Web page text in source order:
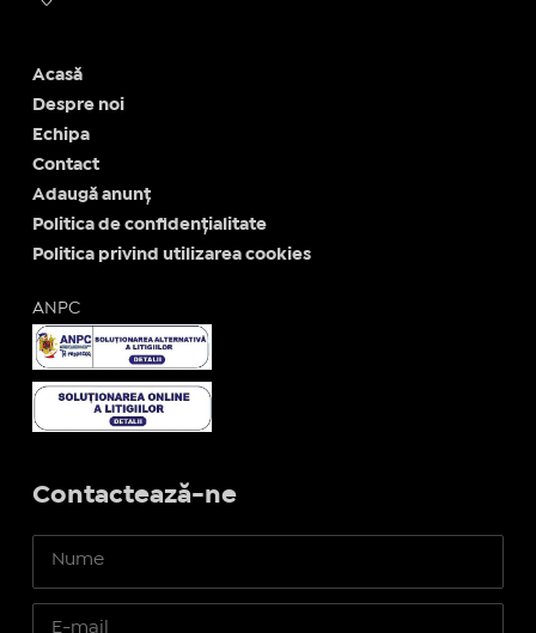
Acasă
Despre noi
Echipa
Contact
Adaugă anunț
Politica de confidențialitate
Politica privind utilizarea cookies
ANPC
Contactează-ne